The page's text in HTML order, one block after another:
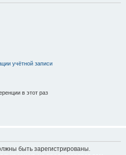
учётной записи
в этот раз
быть зарегистрированы.